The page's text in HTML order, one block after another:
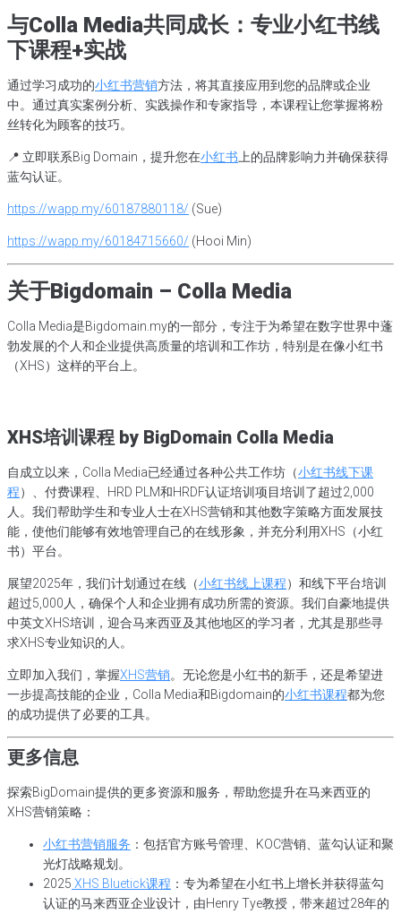
与Colla Media共同成长：专业小红书线
下课程+实战
通过学习成功的小红书营销方法，将其直接应用到您的品牌或企业
中。通过真实案例分析、实践操作和专家指导，本课程让您掌握将粉
丝转化为顾客的技巧。
📍 立即联系Big Domain，提升您在小红书 上的品牌影响力并确保获得
蓝勾认证。
https://wapp.my/60187880118/ (Sue)
https://wapp.my/60184715660/ (Hooi Min)
关于Bigdomain – Colla Media
Colla Media是Bigdomain.my的一部分，专注于为希望在数字世界中蓬
勃发展的个人和企业提供高质量的培训和工作坊，特别是在像小红书
（XHS）这样的平台上。
XHS培训课程 by BigDomain Colla Media
自成立以来，Colla Media已经通过各种公共工作坊（小红书线下课
程）、付费课程、HRD PLM和HRDF认证培训项目培训了超过2,000
人。我们帮助学生和专业人士在XHS营销和其他数字策略方面发展技
能，使他们能够有效地管理自己的在线形象，并充分利用XHS（小红
书）平台。
展望2025年，我们计划通过在线（小红书线上课程）和线下平台培训
超过5,000人，确保个人和企业拥有成功所需的资源。我们自豪地提供
中英文XHS培训，迎合马来西亚及其他地区的学习者，尤其是那些寻
求XHS专业知识的人。
立即加入我们，掌握XHS营销。无论您是小红书的新手，还是希望进
一步提高技能的企业，Colla Media和Bigdomain的小红书课程都为您
的成功提供了必要的工具。
更多信息
探索BigDomain提供的更多资源和服务，帮助您提升在马来西亚的
XHS营销策略：
小红书营销服务 ：包括官方账号管理、KOC营销、蓝勾认证和聚
光灯战略规划。
2025 XHS Bluetick课程 ：专为希望在小红书上增长并获得蓝勾
认证的马来西亚企业设计，由Henry Tye教授，带来超过28年的